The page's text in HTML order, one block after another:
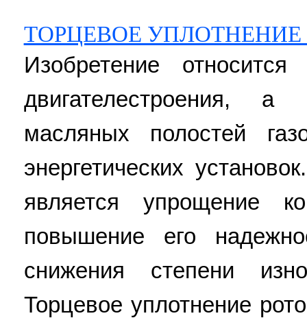
ТОРЦЕВОЕ
Изобретение
двигателестроения,
масляных полостей
энергетических
является упрощение
повышение его
снижения степени
Торцевое уплотнение